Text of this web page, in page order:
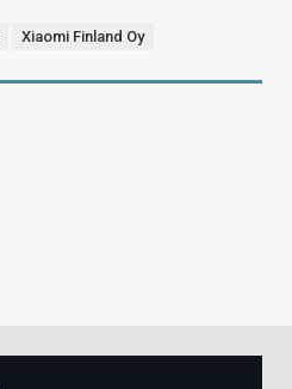
Xiaomi Finland Oy